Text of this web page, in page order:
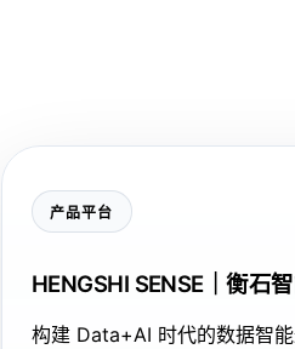
产品平台
HENGSHI SENSE｜衡石
构建 Data+AI 时代的数据智